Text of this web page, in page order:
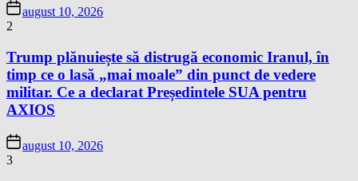
august 10, 2026
2
Trump plănuiește să distrugă economic Iranul, în
timp ce o lasă „mai moale” din punct de vedere
militar. Ce a declarat Președintele SUA pentru
AXIOS
august 10, 2026
3